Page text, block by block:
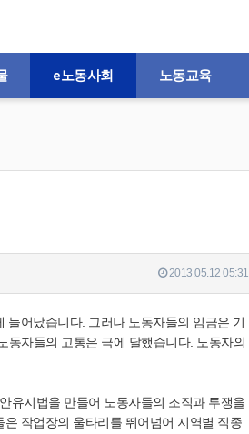
e노동사회 노동교육
2013.05.12 05:31
어났습니다. 그러나 노동자들의 임금은 기
동자들의 고통은 극에 달했습니다. 노동자의
유지법을 만들어 노동자들의 조직과 투쟁을
작업장의 울타리를 뛰어넘어 지역별 직종